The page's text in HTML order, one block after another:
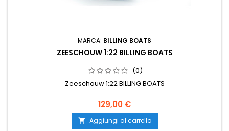
MARCA: BILLING BOATS
ZEESCHOUW 1:22 BILLING BOATS
(0)
Zeeschouw 1:22 BILLING BOATS
129,00 €
 Aggiungi al carrello